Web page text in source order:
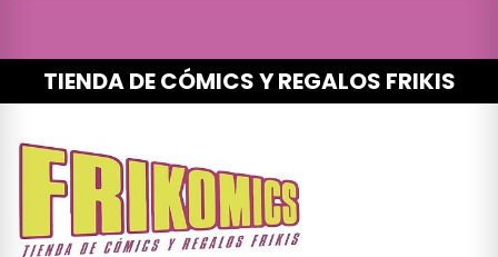
TIENDA DE CÓMICS Y REGALOS FRIKIS